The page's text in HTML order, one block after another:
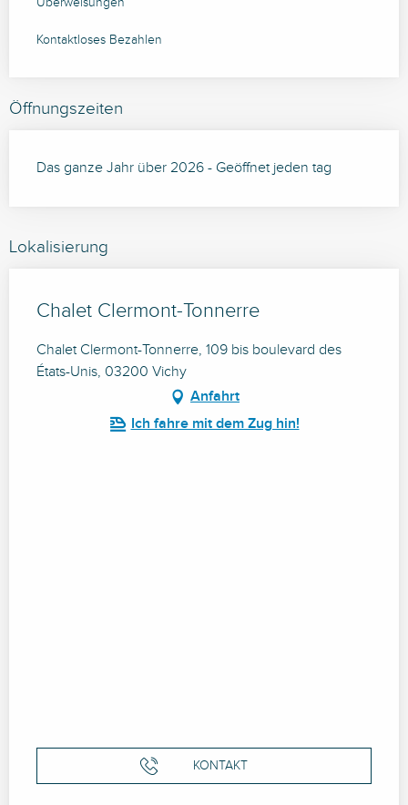
Kontaktloses Bezahlen
Öffnungszeiten
Das ganze Jahr über 2026 - Geöffnet jeden tag
Lokalisierung
Chalet Clermont-Tonnerre
Chalet Clermont-Tonnerre, 109 bis boulevard des
États-Unis, 03200 Vichy
Anfahrt
Ich fahre mit dem Zug hin!
KONTAKT